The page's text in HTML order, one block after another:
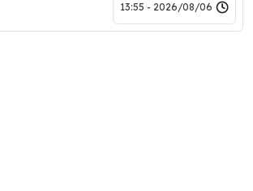
2026/08/06 - 13:55